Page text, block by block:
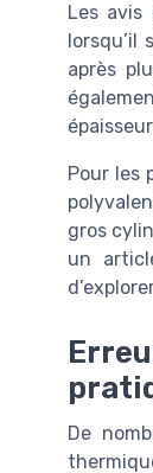
Les
après
Pour les
gros
un
De